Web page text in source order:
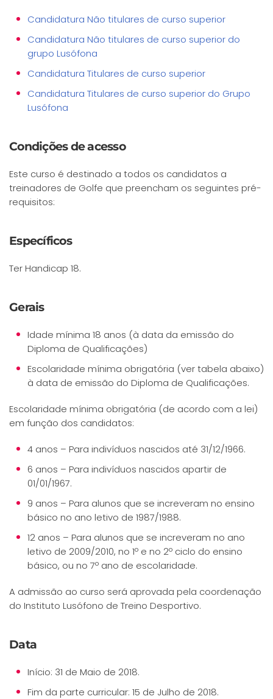
Candidatura Não titulares de curso superior
Candidatura Não titulares de curso superior do
grupo Lusófona
Candidatura Titulares de curso superior
Candidatura Titulares de curso superior do Grupo
Lusófona
Condições de acesso
Este curso é destinado a todos os candidatos a
treinadores de Golfe que preencham os seguintes pré-
requisitos:
Específicos
Ter Handicap 18.
Gerais
Idade mínima 18 anos (à data da emissão do
Diploma de Qualificações)
Escolaridade mínima obrigatória (ver tabela abaixo)
à data de emissão do Diploma de Qualificações.
Escolaridade mínima obrigatória (de acordo com a lei)
em função dos candidatos:
4 anos – Para indivíduos nascidos até 31/12/1966.
6 anos – Para indivíduos nascidos apartir de
01/01/1967.
9 anos – Para alunos que se increveram no ensino
básico no ano letivo de 1987/1988.
12 anos – Para alunos que se increveram no ano
letivo de 2009/2010, no 1º e no 2º ciclo do ensino
básico, ou no 7º ano de escolaridade.
A admissão ao curso será aprovada pela coordenação
do Instituto Lusófono de Treino Desportivo.
Data
Início: 31 de Maio de 2018.
Fim da parte curricular: 15 de Julho de 2018.